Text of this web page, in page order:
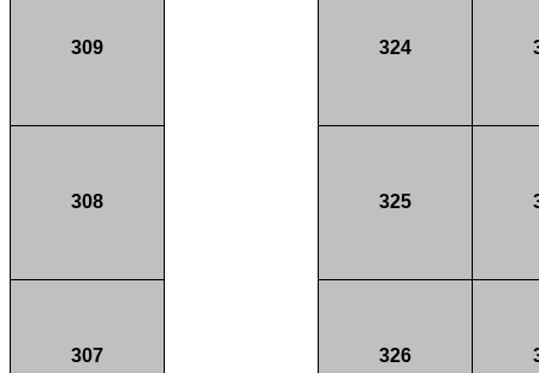
309 324
308 325
307 326